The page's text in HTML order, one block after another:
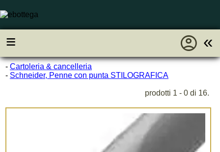
≡ «
account_circle
- Cartoleria & cancelleria
- Schneider, Penne con punta STILOGRAFICA
prodotti 1 - 0 di 16.